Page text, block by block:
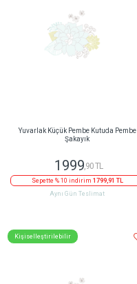
Yuvarlak Küçük Pembe Kutuda Pembe
Şakayık
1999,90 TL
Sepette % 10 indirim 1799,91 TL
Aynı Gün Teslimat
Kişiselleştirilebilir